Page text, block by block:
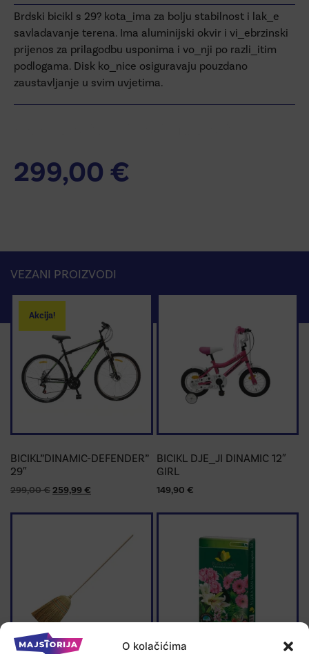
O kolačićima
Brdski bicikl s 29? kota_ima za bolju stabilnost i lak_e
savladavanje terena. Ima aluminijski okvir i vi_ebrzinski
prijenos za prilagodbu usponima i vo_nji po razli_itim
podlogama. Disk ko_nice osiguravaju pouzdano
zaustavljanje u svim uvjetima.
299,00 €
VEZANI PROIZVODI
Akcija!
BICIKL”DINAMIC-DEFENDER”
29″
299,00€259,99€
BICIKL DJE_JI DINAMIC 12″
GIRL
149,90 €